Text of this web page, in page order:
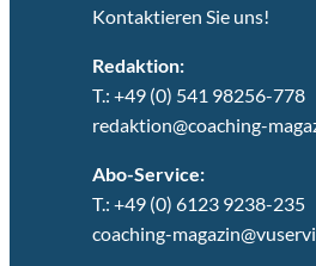
Kontaktieren Sie uns!
Redaktion:
T.: +49 (0) 541 98256-778
redaktion@coaching-
Abo-Service:
T.: +49 (0) 6123 9238-235
coaching-